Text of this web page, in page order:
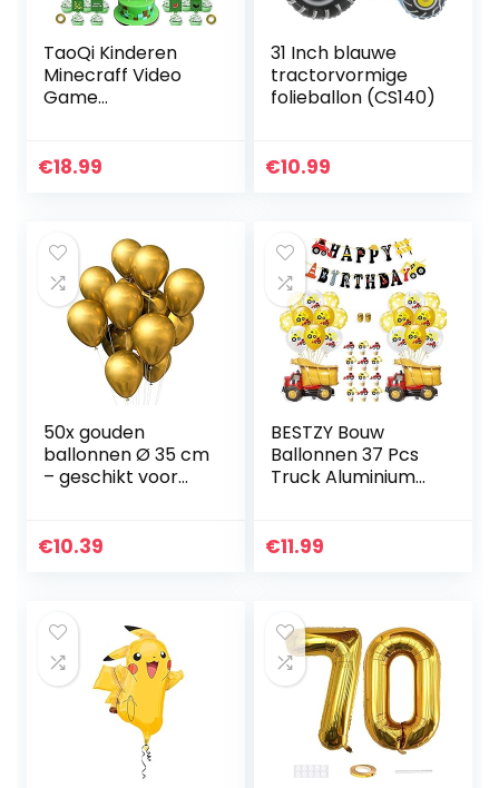
TaoQi Kinderen
Minecraff Video
Game
Mijnwerker Gamer
€18.99
31 Inch blauwe
tractorvormige
folieballon (CS140)
€10.99
50x gouden
ballonnen Ø 35 cm
– geschikt voor
verjaardag &
€10.39
BESTZY Bouw
Ballonnen 37 Pcs
Truck Aluminium
Supplies Kit Set
€11.99